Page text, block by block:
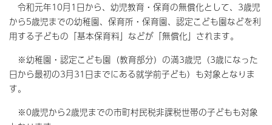
令和元年10月1日から、幼児教育・保育の無償化として、3歳児
から5歳児までの幼稚園、保育所・保育園、認定こども園などを利
用する子どもの「基本保育料」などが「無償化」されます。
※幼稚園・認定こども園（教育部分）の満3歳児（3歳になった
日から最初の3月31日までにある就学前子ども）も対象となりま
す。
※0歳児から2歳児までの市町村民税非課税世帯の子どもも対象